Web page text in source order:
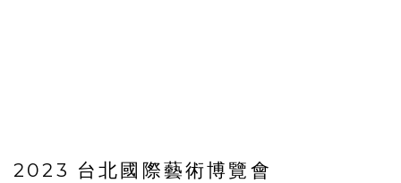
2023 台北國際藝術博覽會